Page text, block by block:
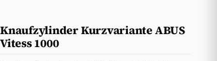
Knaufzylinder Kurzvariante ABUS
Vitess 1000